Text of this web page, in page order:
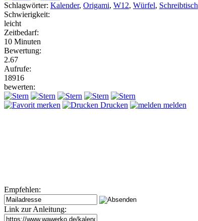
Schlagwörter: Kalender, Origami, W12, Würfel, Schreibtisch
Schwierigkeit:
leicht
Zeitbedarf:
10 Minuten
Bewertung:
2.67
Aufrufe:
18916
bewerten:
merken Drucken melden
Empfehlen:
Link zur Anleitung: